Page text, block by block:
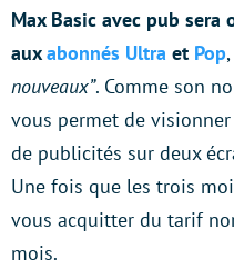
Max Basic avec pub
auxabonnés Ultra et Pop,
nouveaux”. Comme son
vous permet de
de publicités sur deux
Une fois que les trois
vous acquitter du tarif
mois.